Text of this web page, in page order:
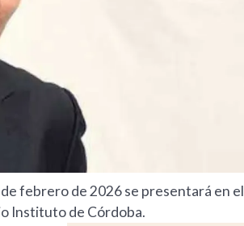
febrero de 2026 se presentará en el
Instituto de Córdoba.